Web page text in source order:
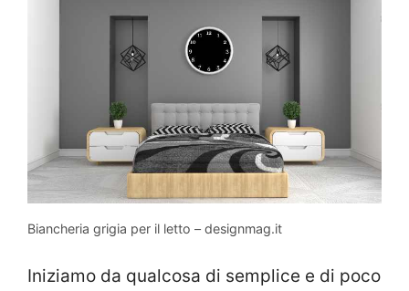
Biancheria grigia per il letto – designmag.it
Iniziamo da qualcosa di semplice e di poco